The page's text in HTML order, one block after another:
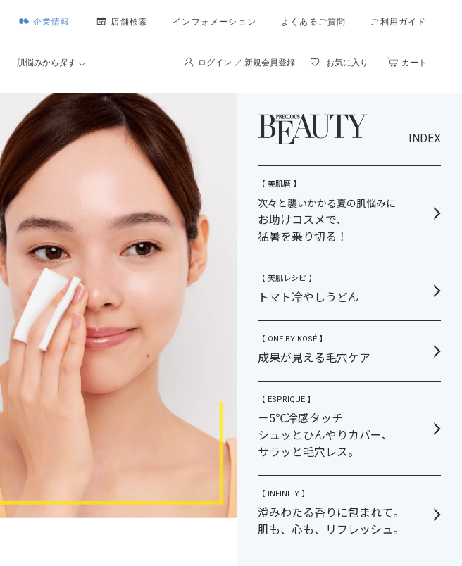
企業情報 店舗検索 インフォメーション よくあるご質問 ご利用ガイド
肌悩みから探す ログイン ／ 新規会員登録 お気に入り カート
INDEX
【 美肌暦 】
次々と襲いかかる夏の肌悩みに
お助けコスメで、
猛暑を乗り切る！
【 美肌レシピ 】
トマト冷やしうどん
【 ONE BY KOSÉ 】
成果が見える毛穴ケア
【 ESPRIQUE 】
－5℃冷感タッチ
シュッとひんやりカバー、
サラッと毛穴レス。
【 INFINITY 】
澄みわたる香りに包まれて。
肌も、心も、リフレッシュ。